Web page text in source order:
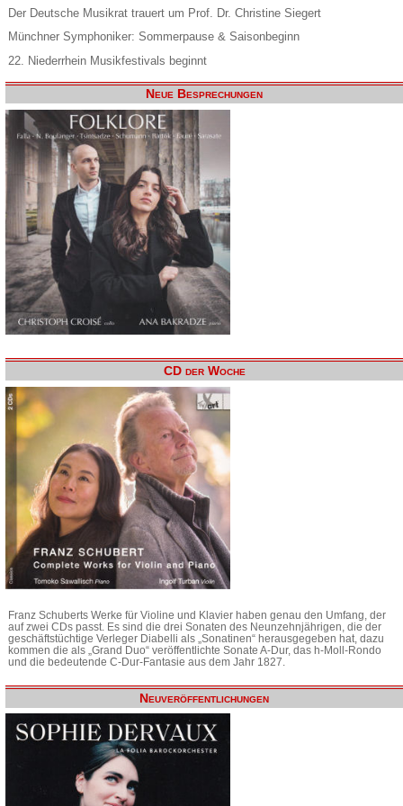
Der Deutsche Musikrat trauert um Prof. Dr. Christine Siegert
Münchner Symphoniker: Sommerpause & Saisonbeginn
22. Niederrhein Musikfestivals beginnt
Neue Besprechungen
CD der Woche
Franz Schuberts Werke für Violine und Klavier haben genau den Umfang, der
auf zwei CDs passt. Es sind die drei Sonaten des Neunzehnjährigen, die der
geschäftstüchtige Verleger Diabelli als „Sonatinen“ herausgegeben hat, dazu
kommen die als „Grand Duo“ veröffentlichte Sonate A-Dur, das h-Moll-Rondo
und die bedeutende C-Dur-Fantasie aus dem Jahr 1827.
Neuveröffentlichungen